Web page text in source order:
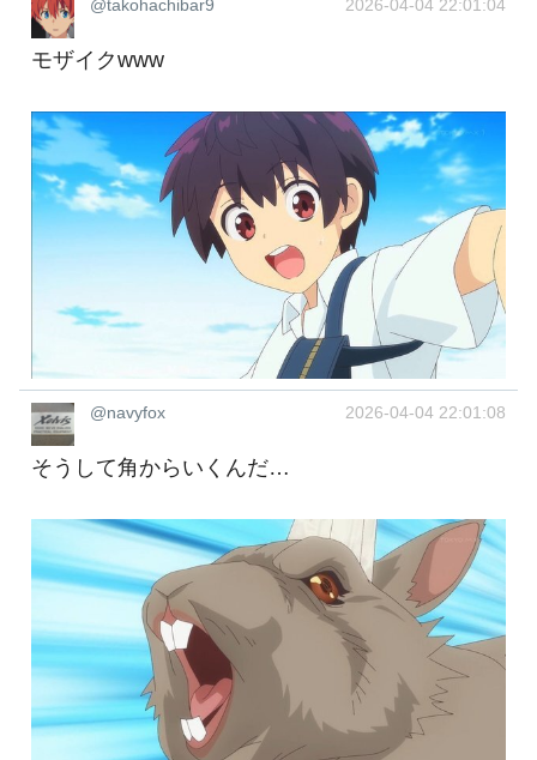
@takohachibar9 2026-04-04 22:01:04
モザイクwww
@navyfox 2026-04-04 22:01:08
そうして角からいくんだ…